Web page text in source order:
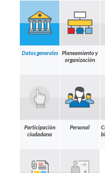
Datos generales
Planeamiento y
organización
Participación
ciudadana
Personal